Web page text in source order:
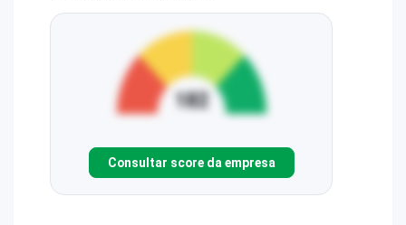
Consultar score da empresa